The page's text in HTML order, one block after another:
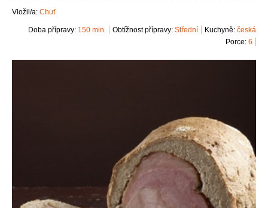
Vložil/a: Chuť
Kuchyně: česká
Obtížnost přípravy: Střední
Doba přípravy: 150 min.
Porce: 6